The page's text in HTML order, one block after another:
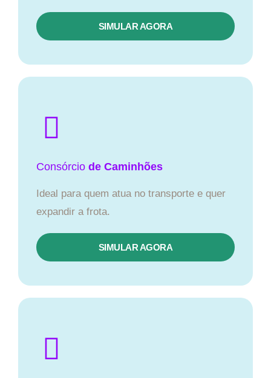
SIMULAR AGORA
Consórcio de Caminhões
Ideal para quem atua no transporte e quer
expandir a frota.
SIMULAR AGORA